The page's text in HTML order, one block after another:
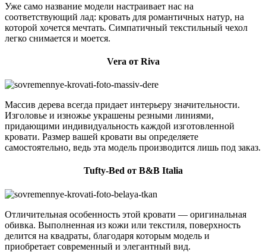
Уже само название модели настраивает нас на
соответствующий лад: кровать для романтичных натур, на
которой хочется мечтать. Симпатичный текстильный чехол
легко снимается и моется.
Vera от Riva
Массив дерева всегда придает интерьеру значительности.
Изголовье и изножье украшены резными линиями,
придающими индивидуальность каждой изготовленной
кровати. Размер вашей кровати вы определяете
самостоятельно, ведь эта модель производится лишь под заказ.
Tufty-Bed от B&B Italia
Отличительная особенность этой кровати — оригинальная
обивка. Выполненная из кожи или текстиля, поверхность
делится на квадраты, благодаря которым модель и
приобретает современный и элегантный вид.